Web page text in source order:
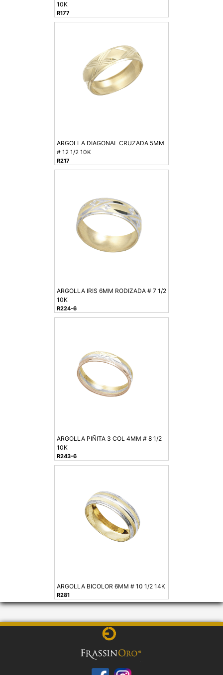
10K
R177
ARGOLLA DIAGONAL CRUZADA 5MM
# 12 1/2 10K
R217
ARGOLLA IRIS 6MM RODIZADA # 7 1/2
10K
R224-6
ARGOLLA PIÑITA 3 COL 4MM # 8 1/2
10K
R243-6
ARGOLLA BICOLOR 6MM # 10 1/2 14K
R281